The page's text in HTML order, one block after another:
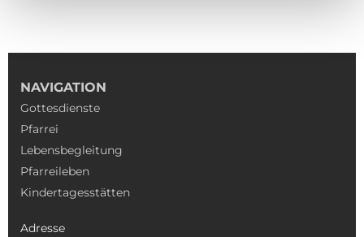
NAVIGATION
Gottesdienste
Pfarrei
Lebensbegleitung
Pfarreileben
Kindertagesstätten
Adresse